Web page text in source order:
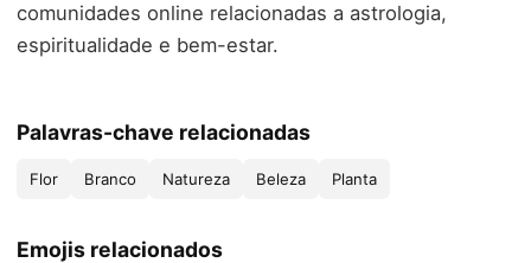
comunidades online relacionadas a astrologia,
espiritualidade e bem-estar.
Palavras-chave relacionadas
Flor Branco Natureza Beleza Planta
Emojis relacionados